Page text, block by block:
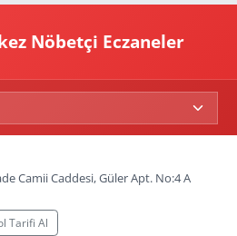
Nöbetçi Eczaneler
Camii Caddesi, Güler Apt. No:4 A
Tarifi Al